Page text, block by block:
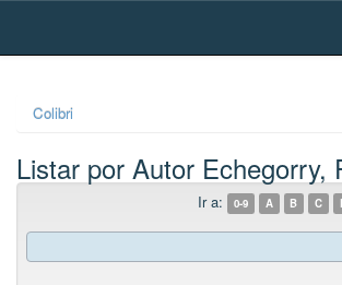
Skip
Colibri
Listar por Autor Echegorry,
Ir a: 0-9 A B C